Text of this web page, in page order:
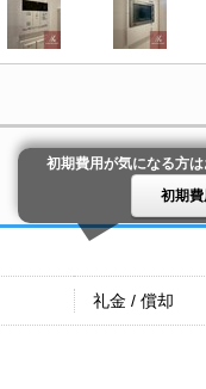
初期費用が気になる方
初期費
礼金 / 償却